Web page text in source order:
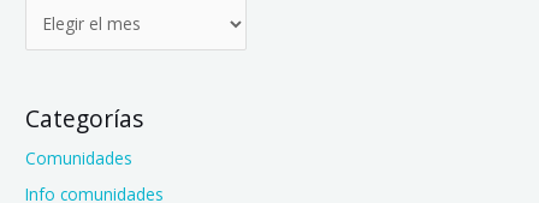
Categorías
Comunidades
Info comunidades